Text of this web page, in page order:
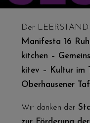
Der LEERSTAND
Manifesta 16
kitchen –
kitev – Kultur im
Oberhausener
Wir danken der